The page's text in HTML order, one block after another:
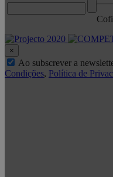
×
Ao subscrever a
Condições, Política de